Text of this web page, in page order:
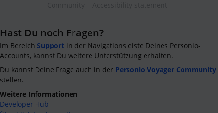
Hast Du noch Fragen?
Im Bereich Support in der Navigationsleiste Deines Personio-
Accounts, kannst Du weitere Unterstützung erhalten.
Du kannst Deine Frage auch in der Personio Voyager Community
stellen.
Weitere Informationen
Developer Hub